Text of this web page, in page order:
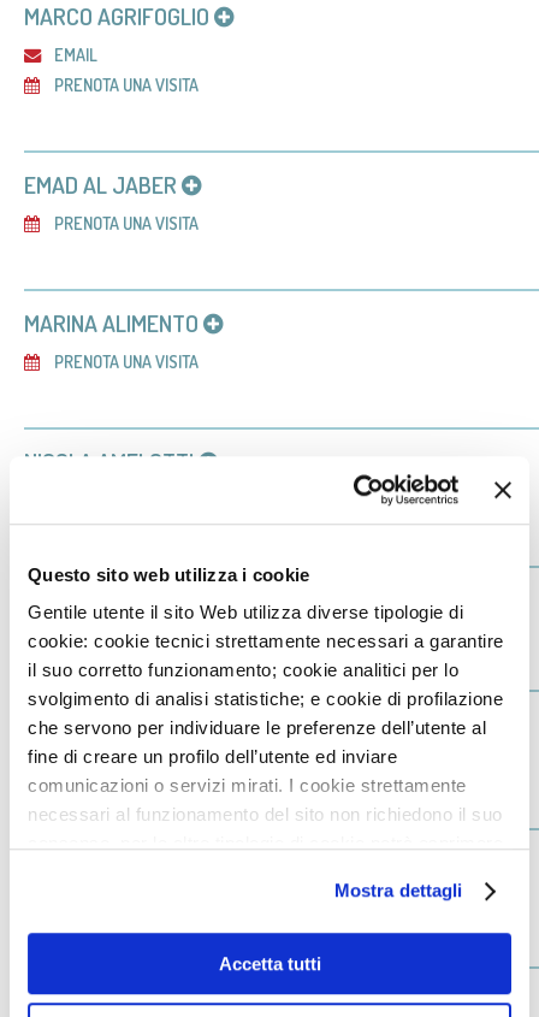
Questo sito web utilizza i cookie
Gentile utente il sito Web utilizza diverse tipologie di
cookie: cookie tecnici strettamente necessari a garantire
il suo corretto funzionamento; cookie analitici per lo
svolgimento di analisi statistiche; e cookie di profilazione
che servono per individuare le preferenze dell’utente al
fine di creare un profilo dell’utente ed inviare
comunicazioni o servizi mirati. I cookie strettamente
necessari al funzionamento del sito non richiedono il suo
Qualora non volesse esprimere preferenze può chiudere
il banner cliccando sul tasto x; in tal caso potranno
essere utilizzati solo i cookie strettamente necessari al
funzionamento del sito. Per “Maggiori Informazioni” la
Mostra dettagli
Accetta tutti
MARCO AGRIFOGLIO
EMAIL
PRENOTA UNA VISITA
EMAD AL JABER
PRENOTA UNA VISITA
MARINA ALIMENTO
PRENOTA UNA VISITA
NICOLA AMELOTTI
ANDREA ANNONI
ANNA APOSTOLO
PRENOTA UNA VISITA
EMILIO MARIA ASSANELLI